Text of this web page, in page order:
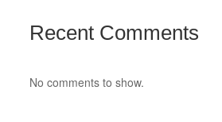
Recent Comments
No comments to show.